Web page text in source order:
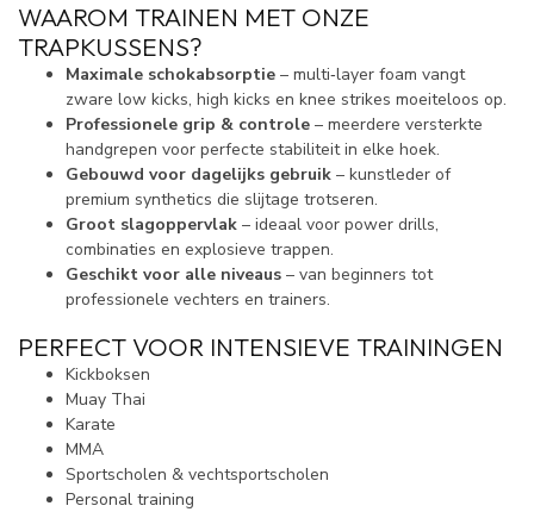
WAAROM TRAINEN MET ONZE
TRAPKUSSENS?
Maximale schokabsorptie – multi‑layer foam vangt
zware low kicks, high kicks en knee strikes moeiteloos op.
Professionele grip & controle – meerdere versterkte
handgrepen voor perfecte stabiliteit in elke hoek.
Gebouwd voor dagelijks gebruik – kunstleder of
premium synthetics die slijtage trotseren.
Groot slagoppervlak – ideaal voor power drills,
combinaties en explosieve trappen.
Geschikt voor alle niveaus – van beginners tot
professionele vechters en trainers.
PERFECT VOOR INTENSIEVE TRAININGEN
Kickboksen
Muay Thai
Karate
MMA
Sportscholen & vechtsportscholen
Personal training